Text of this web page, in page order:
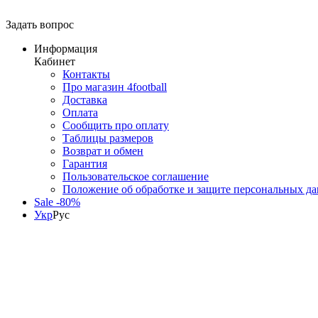
Задать вопрос
Информация
Кабинет
Контакты
Про магазин 4football
Доставка
Оплата
Сообщить про оплату
Таблицы размеров
Возврат и обмен
Гарантия
Пользовательское соглашение
Положение об обработке и защите персональных
Sale -80%
УкрРус